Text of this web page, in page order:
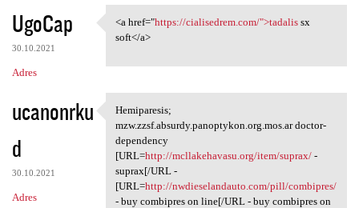
K
o
m
e
n
t
a
r
z
UgoCap
30.10.2021
Adres
<a href="https://cialisedrem
<a href="https://cialisedrem.com/">tadalissx
soft</a>
ucanonrku
d
30.10.2021
Adres
Hemiparesis; mzw.zzsf.absurdy
Hemiparesis;
mzw.zzsf.absurdy.panoptykon.org.mos.ar doctor-
dependency
[URL=http://mcllakehavasu.org/item/suprax/-
suprax[/URL -
[URL=http://nwdieselandauto.com/pill/combipres/
- buy combipres on line[/URL - buy combipres on